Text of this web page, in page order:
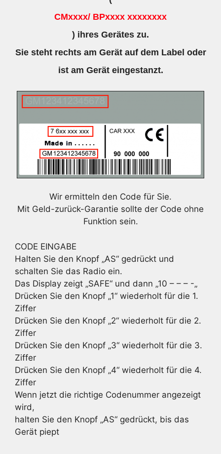
CMxxxx/ BPxxxx xxxxxxxx
) ihres Gerätes zu.
Sie steht rechts am Gerät auf dem Label oder
ist am Gerät eingestanzt.
Wir ermitteln den Code für Sie.
Mit Geld-zurück-Garantie sollte der Code ohne
Funktion sein.
CODE EINGABE
Halten Sie den Knopf „AS“ gedrückt und
schalten Sie das Radio ein.
Das Display zeigt „SAFE“ und dann „10 – – – -„
Drücken Sie den Knopf „1“ wiederholt für die 1.
Ziffer
Drücken Sie den Knopf „2“ wiederholt für die 2.
Ziffer
Drücken Sie den Knopf „3“ wiederholt für die 3.
Ziffer
Drücken Sie den Knopf „4“ wiederholt für die 4.
Ziffer
Wenn jetzt die richtige Codenummer angezeigt
wird,
halten Sie den Knopf „AS“ gedrückt, bis das
Gerät piept